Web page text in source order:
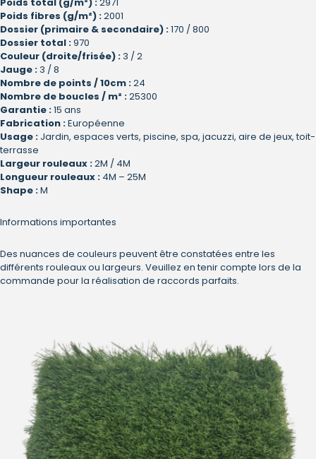
Poids fibres (g/m²) :2001
Dossier (primaire & secondaire) :170 / 800
Dossier total :970
Couleur (droite/frisée) :3 / 2
Jauge :3 / 8
Nombre de points / 10cm :24
Nombre de boucles / m² :25300
Garantie :15 ans
Fabrication :Européenne
Usage : Jardin, espaces verts, piscine, spa, jacuzzi, aire de jeux, toit-
terrasse
Largeur rouleaux :2M / 4M
Longueur rouleaux : 4M – 25M
Shape :M
Informations importantes
Des nuances de couleurs peuvent être constatées entre les
différents rouleaux ou largeurs. Veuillez en tenir compte lors de la
commande pour la réalisation de raccords parfaits.